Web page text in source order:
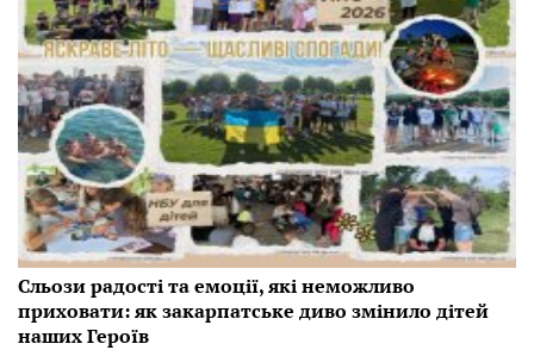
Сльози радості та емоції, які неможливо
приховати: як закарпатське диво змінило дітей
наших Героїв